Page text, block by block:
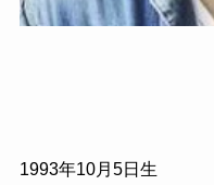
1993年10月 5日生